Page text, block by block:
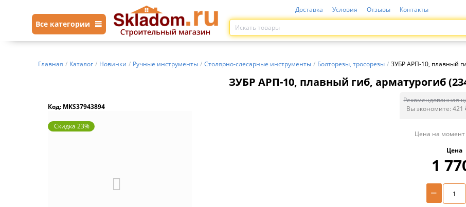
Все категории
Доставка Условия Отзывы Контакты
Главная / Каталог / Новинки / Ручные инструменты / Столярно-слесарные инструменты / Болторезы, тросорезы / ЗУБР АРП-10, плавный
ЗУБР АРП-10, плавный гиб, арматурогиб
Код: MKS37943894
Скидка 23%
Рекомендованная
Вы экономите:421
Цена на момент
Цена
1
−